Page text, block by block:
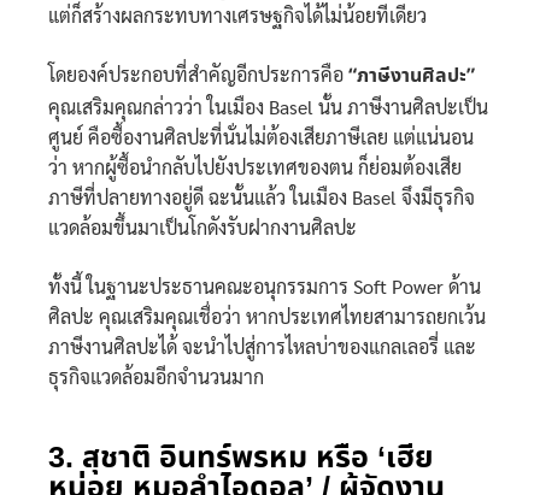
แต่ก็สร้างผลกระทบทางเศรษฐกิจได้ไม่น้อยทีเดียว
โดยองค์ประกอบที่สำคัญอีกประการคือ“ภาษีงานศิลปะ”
คุณเสริมคุณกล่าวว่า ในเมือง Basel นั้น ภาษีงานศิลปะเป็น
ศูนย์ คือซื้องานศิลปะที่นั่นไม่ต้องเสียภาษีเลย แต่แน่นอน
ว่า หากผู้ซื้อนำกลับไปยังประเทศของตน ก็ย่อมต้องเสีย
ภาษีที่ปลายทางอยู่ดี ฉะนั้นแล้ว ในเมือง Basel จึงมีธุรกิจ
แวดล้อมขึ้นมาเป็นโกดังรับฝากงานศิลปะ
ทั้งนี้ ในฐานะประธานคณะอนุกรรมการ Soft Power ด้าน
ศิลปะ คุณเสริมคุณเชื่อว่า หากประเทศไทยสามารถยกเว้น
ภาษีงานศิลปะได้ จะนำไปสู่การไหลบ่าของแกลเลอรี่ และ
ธุรกิจแวดล้อมอีกจำนวนมาก
3. สุชาติ อินทร์พรหม หรือ ‘เฮีย